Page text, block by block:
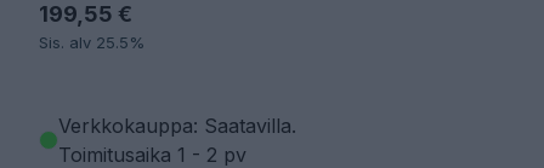
199,55 €
Sis. alv 25.5%
Verkkokauppa: Saatavilla.
Toimitusaika 1 - 2 pv